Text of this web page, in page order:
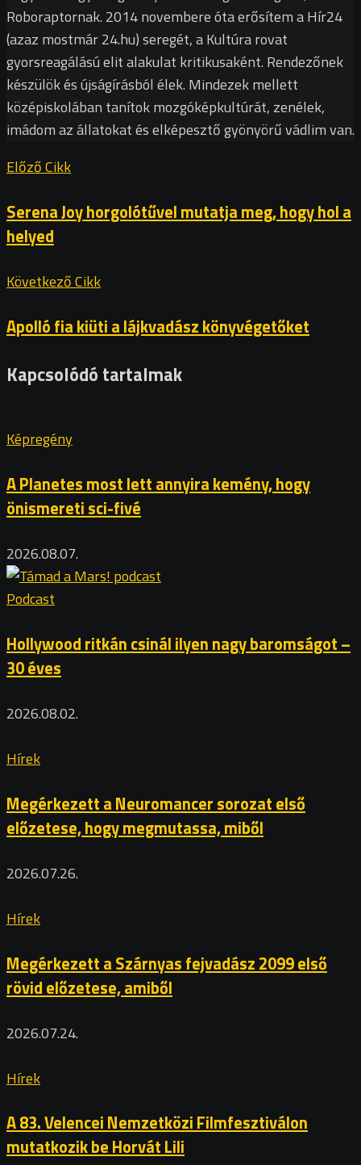
Roboraptornak. 2014 novembere óta erősítem a Hír24
(azaz mostmár 24.hu) seregét, a Kultúra rovat
gyorsreagálású elit alakulat kritikusaként. Rendezőnek
készülök és újságírásból élek. Mindezek mellett
középiskolában tanítok mozgóképkultúrát, zenélek,
imádom az állatokat és elképesztő gyönyörű vádlim van.
Előző Cikk
Serena Joy horgolótűvel mutatja meg, hogy hol a
helyed
Következő Cikk
Apolló fia kiüti a lájkvadász könyvégetőket
Kapcsolódó tartalmak
Képregény
A Planetes most lett annyira kemény, hogy
önismereti sci-fivé
2026.08.07.
Podcast
Hollywood ritkán csinál ilyen nagy baromságot –
30 éves
2026.08.02.
Hírek
Megérkezett a Neuromancer sorozat első
előzetese, hogy megmutassa, miből
2026.07.26.
Hírek
Megérkezett a Szárnyas fejvadász 2099 első
rövid előzetese, amiből
2026.07.24.
Hírek
A 83. Velencei Nemzetközi Filmfesztiválon
mutatkozik be Horvát Lili